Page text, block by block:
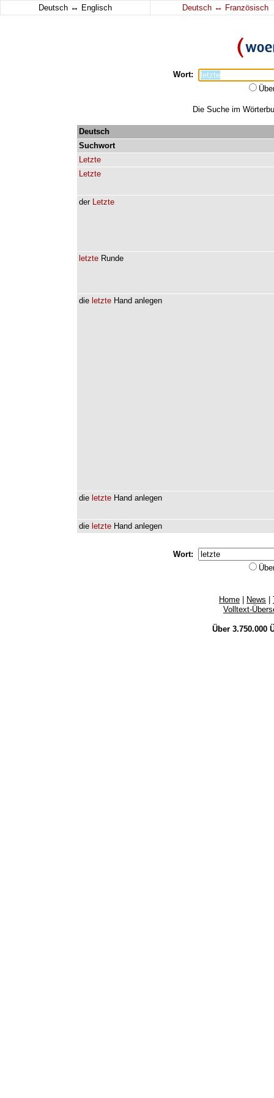
Deutsch ↔ Englisch Deutsch ↔ Französisch
Wort:
Die Suche im
Deutsch
Suchwort
Letzte
Letzte
der Letzte
letzte Runde
die letzte Hand anlegen
die letzte Hand anlegen
die letzte Hand anlegen
Wort:
Home News
Volltext-
Über 3.750.000